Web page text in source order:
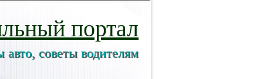
портал
советы водителям